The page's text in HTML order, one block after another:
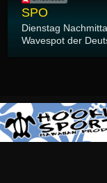
SPO
Dienstag
Wavespot der